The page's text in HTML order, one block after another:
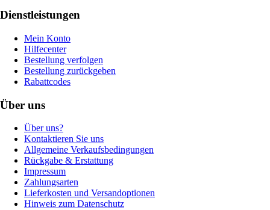
Dienstleistungen
Mein Konto
Hilfecenter
Bestellung verfolgen
Bestellung zurückgeben
Rabattcodes
Über uns
Über uns?
Kontaktieren Sie uns
Allgemeine Verkaufsbedingungen
Rückgabe & Erstattung
Impressum
Zahlungsarten
Lieferkosten und Versandoptionen
Hinweis zum Datenschutz